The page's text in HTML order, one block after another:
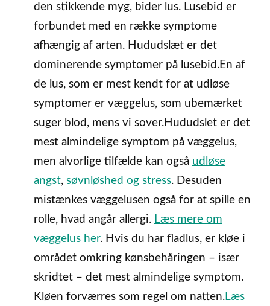
den stikkende myg, bider lus. Lusebid er
forbundet med en række symptome
afhængig af arten. Hududslæt er det
dominerende symptomer på lusebid.En af
de lus, som er mest kendt for at udløse
symptomer er væggelus, som ubemærket
suger blod, mens vi sover.Hududslet er det
mest almindelige symptom på væggelus,
men alvorlige tilfælde kan også udløse
angst, søvnløshed og stress. Desuden
mistænkes væggelusen også for at spille en
rolle, hvad angår allergi. Læs mere om
væggelus her. Hvis du har fladlus, er kløe i
området omkring kønsbehåringen – især
skridtet – det mest almindelige symptom.
Kløen forværres som regel om natten.Læs